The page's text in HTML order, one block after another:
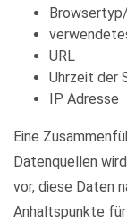
URL
Uhrzeit der
IP Adresse
Eine
Datenquellen
vor, diese Daten
Anhaltspunkte